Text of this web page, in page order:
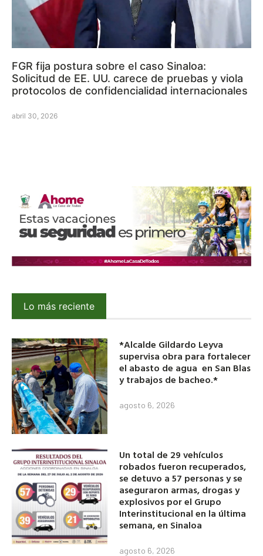
FGR fija postura sobre el caso Sinaloa:
Solicitud de EE. UU. carece de pruebas y viola
protocolos de confidencialidad internacionales
abril 30, 2026
Lo más reciente
*Alcalde Gildardo Leyva
supervisa obra para fortalecer
el abasto de agua en San Blas
y trabajos de bacheo.*
agosto 6, 2026
Un total de 29 vehículos
robados fueron recuperados,
se detuvo a 57 personas y se
aseguraron armas, drogas y
explosivos por el Grupo
Interinstitucional en la última
semana, en Sinaloa
agosto 6, 2026